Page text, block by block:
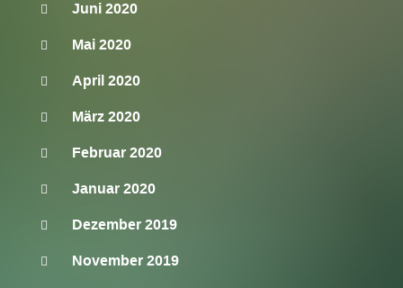
Juni 2020
Mai 2020
April 2020
März 2020
Februar 2020
Januar 2020
Dezember 2019
November 2019